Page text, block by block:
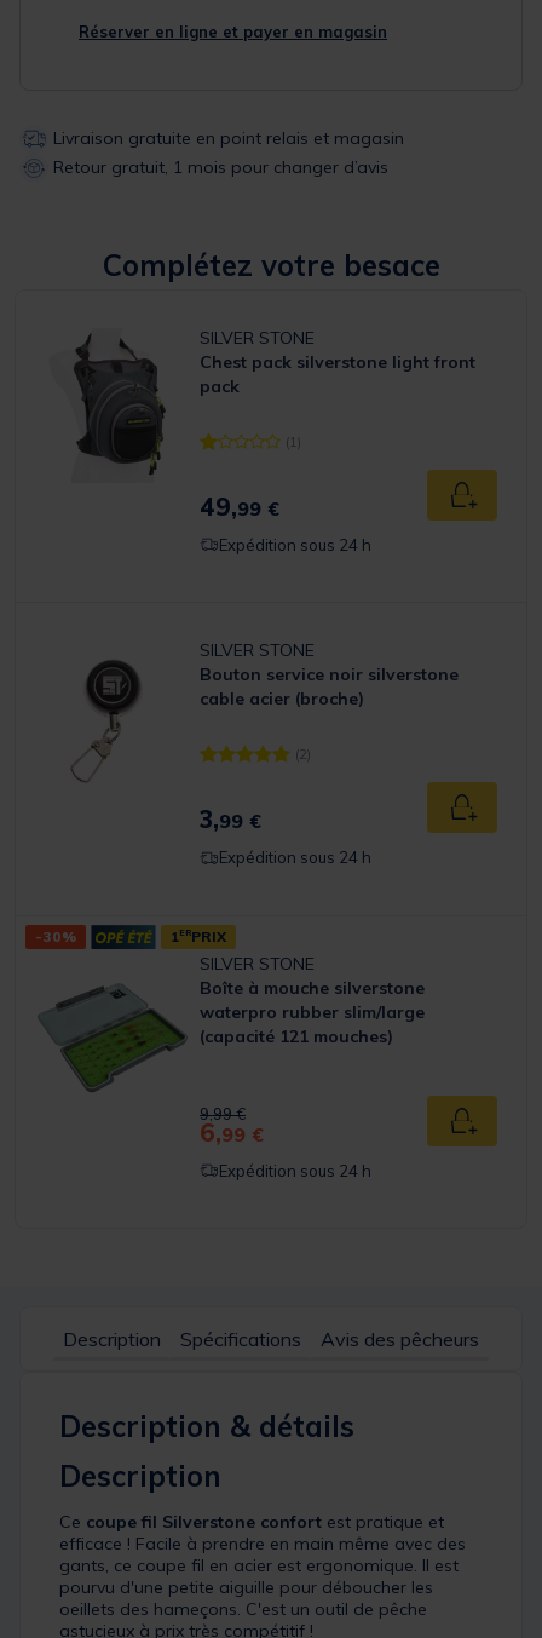
Réserver en ligne et payer en magasin
Livraison gratuite en point relais et magasin
Retour gratuit, 1 mois pour changer d’avis
Complétez votre besace
SILVER STONE
Chest pack silverstone light front
pack
[object Object] out of 5 Customer Rating
(1)
49,99 € Ajouter
Expédition sous 24 h
SILVER STONE
Bouton service noir silverstone
cable acier (broche)
[object Object] out of 5 Customer Rating
(2)
3,99 € Ajouter
Expédition sous 24 h
-30% 1 ERPRIX
SILVER STONE
Boîte à mouche silverstone
waterpro rubber slim/large
(capacité 121 mouches)
Price reduced from
9,99 €to
6,99 € Ajouter
Expédition sous 24 h
Description Spécifications Avis des pêcheurs
Description & détails
Description
Ce coupe fil Silverstone confort est pratique et
efficace ! Facile à prendre en main même avec des
gants, ce coupe fil en acier est ergonomique. Il est
pourvu d'une petite aiguille pour déboucher les
oeillets des hameçons. C'est un outil de pêche
astucieux à prix très compétitif !